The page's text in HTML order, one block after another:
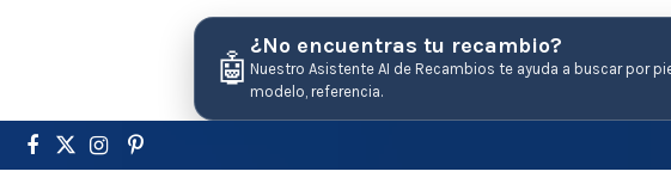
🤖
¿No encuentras tu recambio?
Nuestro Asistente AI de Recambios te ayuda a buscar por
modelo, referencia.